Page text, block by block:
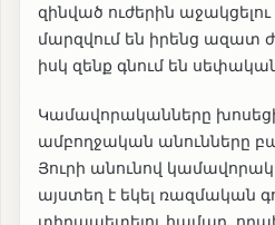
զինված ուժերին
մարզվում են իրենց ազատ
իսկ զենք գնում են
Կամավորականները
ամբողջական անունները
Յուրի անունով
այստեղ է եկել ռազմական
տիրապետելու համար,